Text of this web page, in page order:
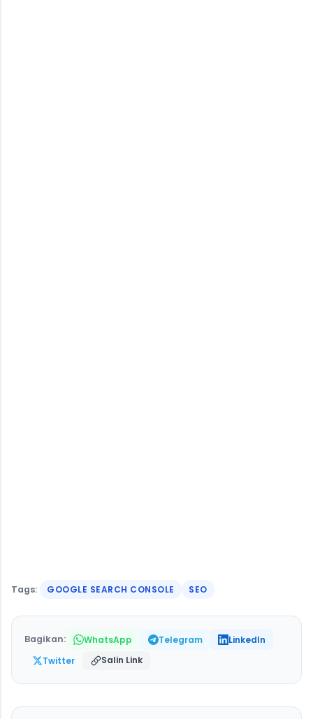
Tags: GOOGLE SEARCH CONSOLE SEO
Bagikan: WhatsApp Telegram
LinkedIn
Twitter
Salin Link